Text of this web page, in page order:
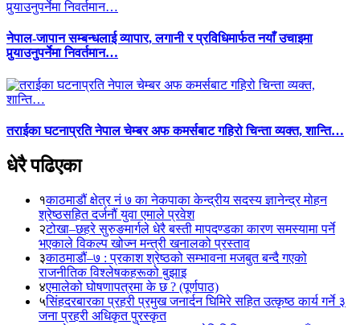
नेपाल-जापान सम्बन्धलाई व्यापार, लगानी र प्रविधिमार्फत नयाँ उचाइमा
पुर्‍याउनुपर्नेमा निवर्तमान…
तराईका घटनाप्रति नेपाल चेम्बर अफ कमर्सबाट गहिरो चिन्ता व्यक्त, शान्ति…
धेरै पढिएका
१काठमाडौं क्षेत्र नं ७ का नेकपाका केन्द्रीय सदस्य ज्ञानेन्द्र मोहन
श्रेष्ठसहित दर्जनौं युवा एमाले प्रवेश
२टोखा–छहरे सुरुङमार्गले धेरै बस्ती मापदण्डका कारण समस्यामा पर्ने
भएकाले विकल्प खोज्न मन्त्री खनालको प्रस्ताव
३काठमाडौं–७ : प्रकाश श्रेष्ठको सम्भावना मजबुत बन्दै गएको
राजनीतिक विश्लेषकहरूको बुझाइ
४एमालेको घोषणापत्रमा के छ ? (पूर्णपाठ)
५सिंहदरबारका प्रहरी प्रमुख जनार्दन घिमिरे सहित उत्कृष्ठ कार्य गर्ने ३
जना प्रहरी अधिकृत पुरस्कृत